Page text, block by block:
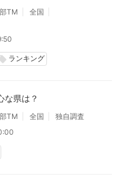
TM
全国
ランキング
な県は？
TM 全国
独自調査